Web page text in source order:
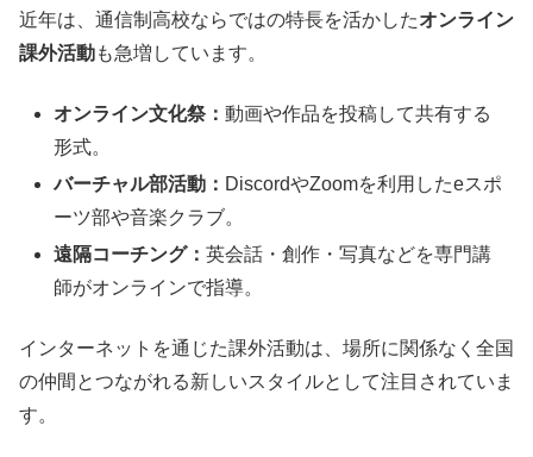
近年は、通信制高校ならではの特長を活かしたオンライン
課外活動も急増しています。
オンライン文化祭：動画や作品を投稿して共有する
形式。
バーチャル部活動： DiscordやZoomを利用したeスポ
ーツ部や音楽クラブ。
遠隔コーチング：英会話・創作・写真などを専門講
師がオンラインで指導。
インターネットを通じた課外活動は、場所に関係なく全国
の仲間とつながれる新しいスタイルとして注目されていま
す。